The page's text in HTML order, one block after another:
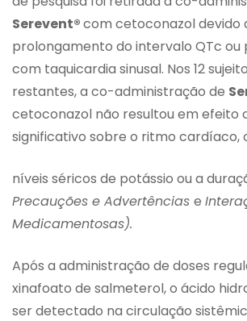
Serevent®com cetoconazol devido
prolongamento do intervalo QTc ou
com taquicardia sinusal. Nos 12
restantes, a co-administração de
cetoconazol não resultou em efeito
significativo sobre o ritmo cardíaco,
níveis séricos de potássio ou a
Precauções e Advertências e
Medicamentosas).
Após a administração de doses
xinafoato de salmeterol, o ácido
ser detectado na circulação